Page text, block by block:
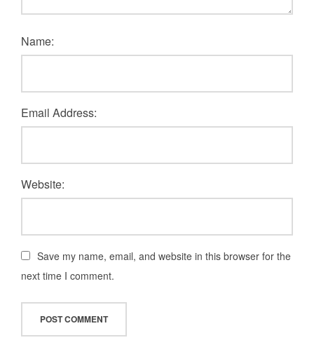
Name:
Email Address:
Website:
Save my name, email, and website in this browser for the
next time I comment.